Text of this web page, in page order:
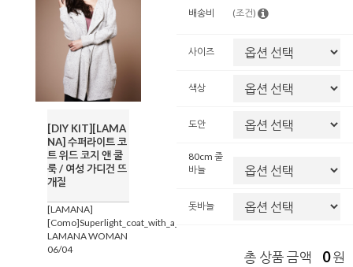
[DIY KIT][LAMA
NA] 수퍼라이트 코
트 위드 코지 앤 쿨
룩 / 여성 가디건 뜨
개질
[LAMANA]
[Como]Superlight_coat_with_a_cosy_cool_look
LAMANA WOMAN
06/04
배송비
(조건)
사이즈
색상
도안
80cm 줄
바늘
돗바늘
총 상품 금액 0원